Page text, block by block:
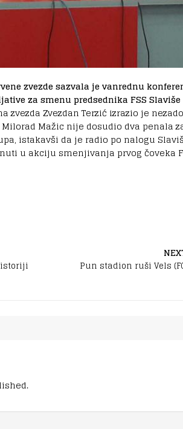
zvezde sazvala je vanrednu
za smenu predsednika FSS Slaviše
zvezda Zvezdan Terzić izrazio je
Mažic nije dosudio dva penala
istakavši da je radio po nalogu
u akciju smenjivanja prvog čoveka
istoriji
Pun stadion ruši Vels